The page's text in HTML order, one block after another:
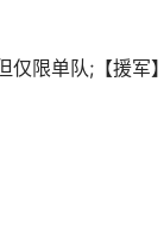
限单队;【援军】